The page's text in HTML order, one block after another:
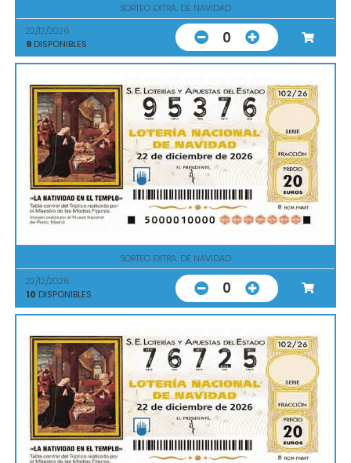
SORTEO EXTRA. DE NAVIDAD
22/12/2026
9 DISPONIBLES 0
SORTEO EXTRA. DE NAVIDAD
22/12/2026
10 DISPONIBLES 0